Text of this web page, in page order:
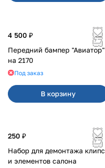
4 500 ₽
Передний бампер "Авиатор"
на 2170
Под заказ
В корзину
250 ₽
Набор для демонтажа клипс
и элементов салона